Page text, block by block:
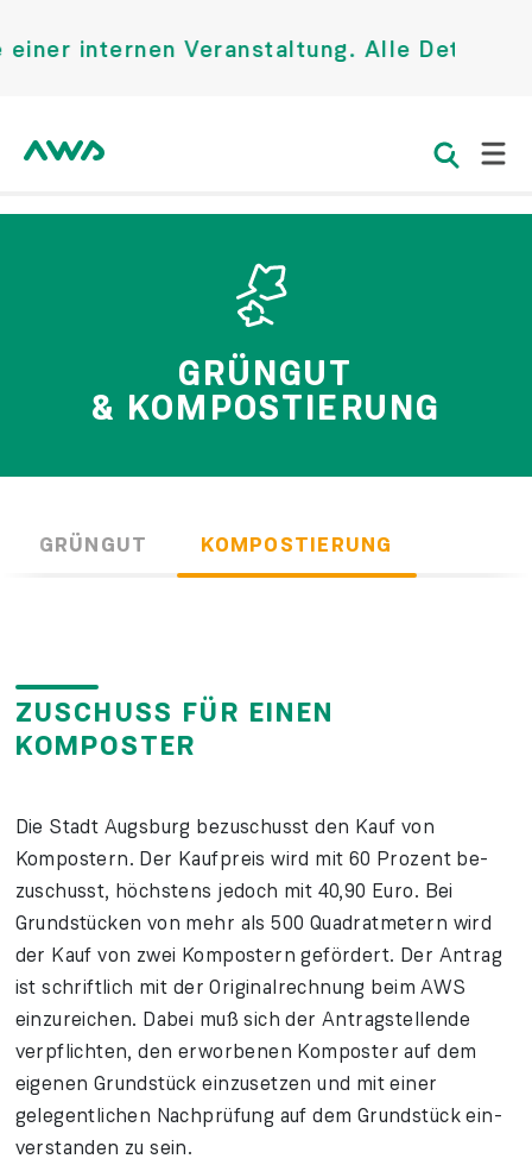
internen Veranstaltung. Alle Details
GRÜNGUT
& KOMPOSTIERUNG
GRÜNGUT KOMPOSTIERUNG
ZUSCHUSS FÜR EINEN
KOMPOSTER
Die Stadt Augs­burg be­zu­schusst den Kauf von
Kompostern. Der Kauf­preis wird mit 60 Prozent be­
zuschusst, höchstens jedoch mit 40,90 Euro. Bei
Grund­stücken von mehr als 500 Quadrat­metern wird
der Kauf von zwei Kompostern gefördert. Der Antrag
ist schrift­lich mit der Original­rechnung beim AWS
einzureichen. Dabei muß sich der Antrag­stellende
verpflichten, den erworbenen Komposter auf dem
eigenen Grund­stück ein­zu­setzen und mit einer
gelegent­lichen Nach­prüfung auf dem Grund­stück ein­
verstanden zu sein.